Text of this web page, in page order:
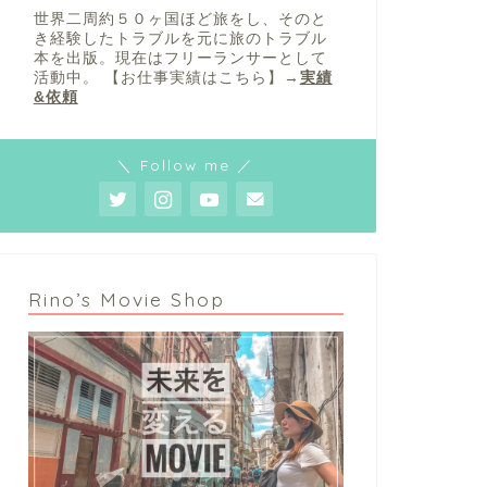
世界二周約５０ヶ国ほど旅をし、そのと
き経験したトラブルを元に旅のトラブル
本を出版。現在はフリーランサーとして
活動中。 【お仕事実績はこちら】→ 実績
&依頼
＼ Follow me ／
Rino’s Movie Shop